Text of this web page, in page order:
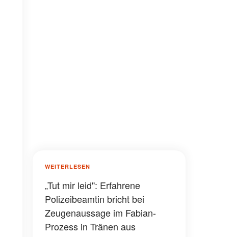
WEITERLESEN
„Tut mir leid": Erfahrene
Polizeibeamtin bricht bei
Zeugenaussage im Fabian-
Prozess in Tränen aus